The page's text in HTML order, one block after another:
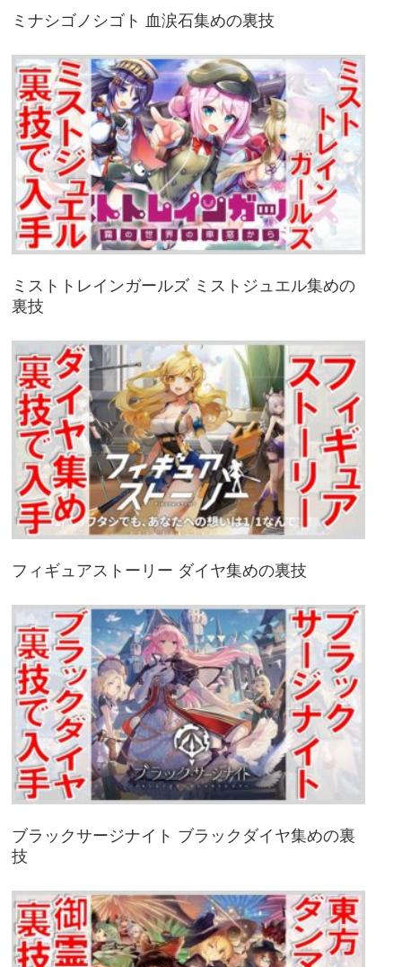
ミナシゴノシゴト 血涙石集めの裏技
ミストトレインガールズ ミストジュエル集めの
裏技
フィギュアストーリー ダイヤ集めの裏技
ブラックサージナイト ブラックダイヤ集めの裏
技